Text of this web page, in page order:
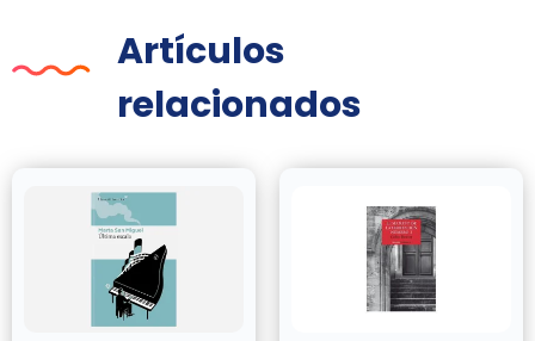
Artículos
relacionados